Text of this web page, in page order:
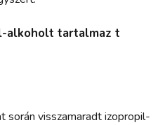
alkoholt tartalmaz t
során visszamaradt izopropil-